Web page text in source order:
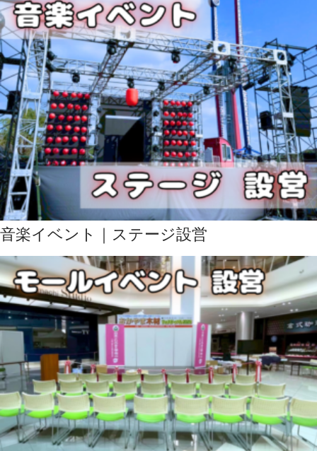
音楽イベント｜ステージ設営